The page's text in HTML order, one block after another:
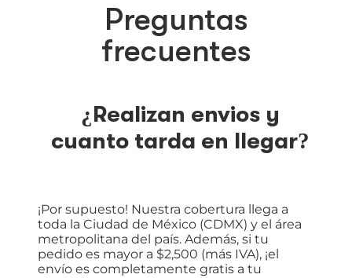
Preguntas
frecuentes
¿Realizan envios y
cuanto tarda en llegar?
¡Por supuesto! Nuestra cobertura llega a
toda la Ciudad de México (CDMX) y el área
metropolitana del país. Además, si tu
pedido es mayor a $2,500 (más IVA), ¡el
envío es completamente gratis a tu